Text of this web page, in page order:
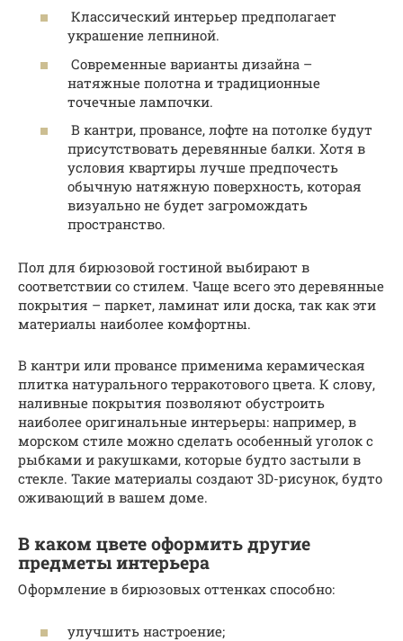
Классический интерьер предполагает
украшение лепниной.
Современные варианты дизайна –
натяжные полотна и традиционные
точечные лампочки.
В кантри, провансе, лофте на потолке будут
присутствовать деревянные балки. Хотя в
условия квартиры лучше предпочесть
обычную натяжную поверхность, которая
визуально не будет загромождать
пространство.
Пол для бирюзовой гостиной выбирают в
соответствии со стилем. Чаще всего это деревянные
покрытия – паркет, ламинат или доска, так как эти
материалы наиболее комфортны.
В кантри или провансе применима керамическая
плитка натурального терракотового цвета. К слову,
наливные покрытия позволяют обустроить
наиболее оригинальные интерьеры: например, в
морском стиле можно сделать особенный уголок с
рыбками и ракушками, которые будто застыли в
стекле. Такие материалы создают 3D-рисунок, будто
оживающий в вашем доме.
В каком цвете оформить другие
предметы интерьера
Оформление в бирюзовых оттенках способно:
улучшить настроение;